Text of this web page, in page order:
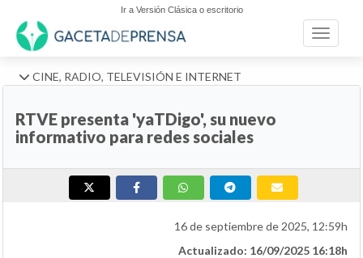
Ir a Versión Clásica o escritorio
Toggle
CINE, RADIO, TELEVISIÓN E INTERNET
RTVE presenta 'yaTDigo', su nuevo
informativo para redes sociales
16 de septiembre de 2025, 12:59h
Actualizado: 16/09/2025 16:18h